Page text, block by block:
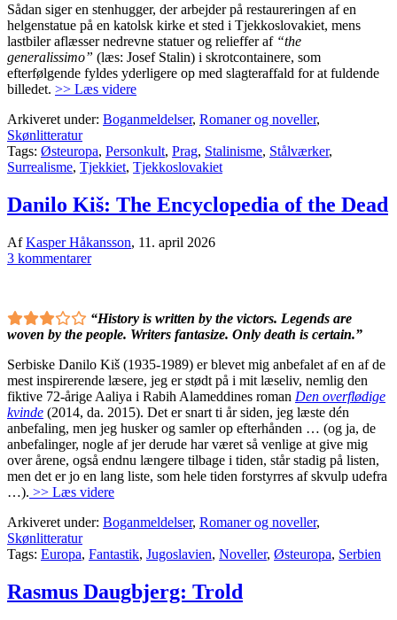
Sådan siger en stenhugger, der arbejder på restaureringen af en
helgenstatue på en katolsk kirke et sted i Tjekkoslovakiet, mens
lastbiler aflæsser nedrevne statuer og relieffer af “the
generalissimo” (læs: Josef Stalin) i skrotcontainere, som
efterfølgende fyldes yderligere op med slagteraffald for at fuldende
billedet. >> Læs videre
Arkiveret under: Boganmeldelser, Romaner og noveller,
Skønlitteratur
Tags: Østeuropa, Personkult, Prag, Stalinisme, Stålværker,
Surrealisme, Tjekkiet, Tjekkoslovakiet
Danilo Kiš: The Encyclopedia of the Dead
AfKasper Håkansson, 11. april 2026
3 kommentarer
“History is written by the victors. Legends are
woven by the people. Writers fantasize. Only death is certain.”
Serbiske Danilo Kiš (1935-1989) er blevet mig anbefalet af en af de
mest inspirerende læsere, jeg er stødt på i mit læseliv, nemlig den
fiktive 72-årige Aaliya i Rabih Alameddines roman Den overflødige
kvinde (2014, da. 2015). Det er snart ti år siden, jeg læste dén
anbefaling, men jeg husker og samler op efterhånden … (og ja, de
anbefalinger, nogle af jer derude har været så venlige at give mig
over årene, også endnu længere tilbage i tiden, står stadig på listen,
men det er jo en lang liste, som hele tiden forstyrres af skvulp udefra
…). >> Læs videre
Arkiveret under: Boganmeldelser, Romaner og noveller,
Skønlitteratur
Tags: Europa, Fantastik, Jugoslavien, Noveller, Østeuropa, Serbien
Rasmus Daugbjerg: Trold